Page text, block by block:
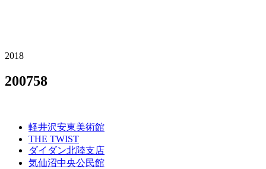
2018
200758
軽井沢安東美術館
THE TWIST
ダイダン北陸支店
気仙沼中央公民館